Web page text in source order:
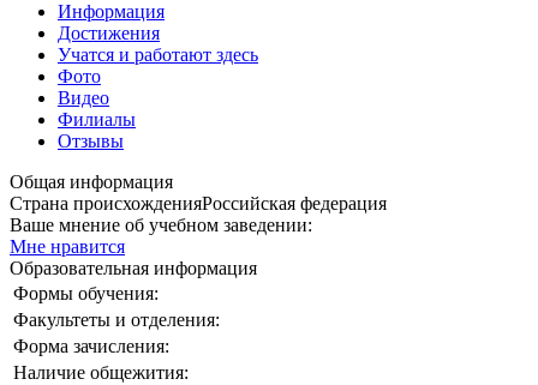
Информация
Достижения
Учатся и работают здесь
Фото
Видео
Филиалы
Отзывы
Общая информация
Страна происхожденияРоссийская федерация
Ваше мнение об учебном заведении:
Мне нравится
Образовательная информация
Формы обучения:
Факультеты и отделения:
Форма зачисления:
Наличие общежития: